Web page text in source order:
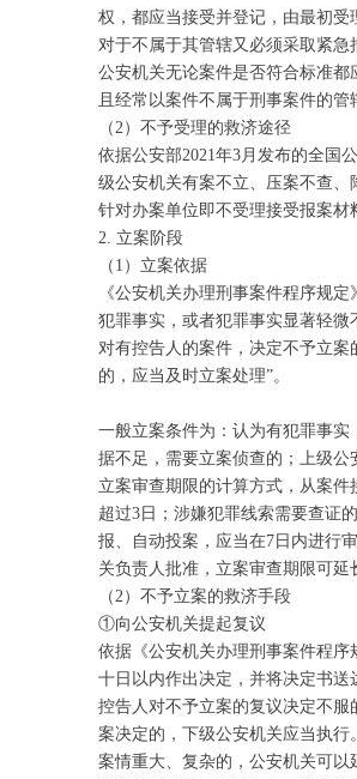
权，都应当接受并登记，由最初受
对于不属于其管辖又必须采取紧
公安机关无论案件是否符合标准
且经常以案件不属于刑事案件的
（2）不予受理的救济途径
依据公安部2021年3月发布的全国
级公安机关有案不立、压案不查、
针对办案单位即不受理接受报案材
2. 立案阶段
（1）立案依据
《公安机关办理刑事案件程序规
犯罪事实，或者犯罪事实显著轻微
对有控告人的案件，决定不予立
的，应当及时立案处理”。
一般立案条件为：认为有犯罪事
据不足，需要立案侦查的；上级公
立案审查期限的计算方式，从案
超过3日；涉嫌犯罪线索需要查证
报、自动投案，应当在7日内进行
关负责人批准，立案审查期限可延
（2）不予立案的救济手段
①向公安机关提起复议
依据《公安机关办理刑事案件程
十日以内作出决定，并将决定书送
控告人对不予立案的复议决定不
案决定的，下级公安机关应当执行。
案情重大、复杂的，公安机关可